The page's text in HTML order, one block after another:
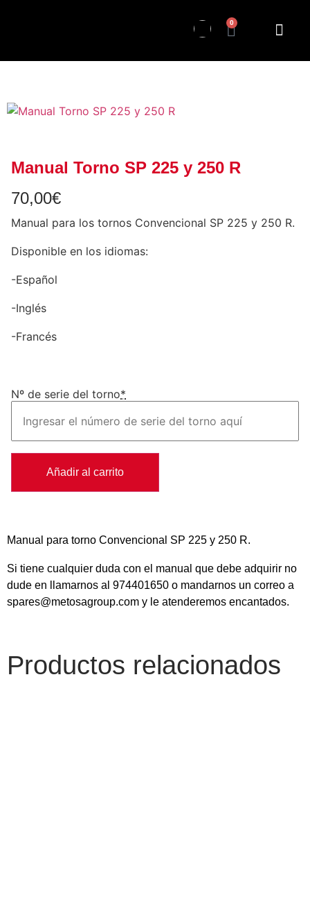
0
Manual Torno SP 225 y 250 R
70,00€
Manual para los tornos Convencional SP 225 y 250 R.
Disponible en los idiomas:
-Español
-Inglés
-Francés
Nº de serie del torno*
Añadir al carrito
Manual para torno Convencional SP 225 y 250 R.
Si tiene cualquier duda con el manual que debe adquirir no
dude en llamarnos al 974401650 o mandarnos un correo a
spares@metosagroup.com y le atenderemos encantados.
Productos relacionados